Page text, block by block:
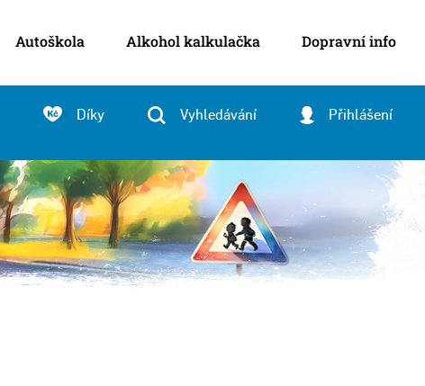
Autoškola Alkohol kalkulačka Dopravní info
Díky Vyhledávání Přihlášení